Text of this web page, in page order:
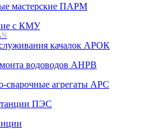
мастерские ПАРМ
с КМУ
качалок АРОК
водоводов АНРВ
сварочные агрегаты АРС
ПЭС